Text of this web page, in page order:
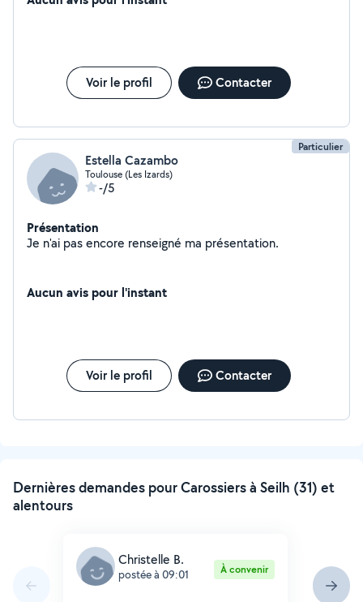
Voir le profil Contacter
Particulier
Estella Cazambo
Toulouse (Les Izards)
-/5
Présentation
Je n'ai pas encore renseigné ma présentation.
Aucun avis pour l'instant
Voir le profil Contacter
Dernières demandes pour Carossiers à Seilh (31) et
alentours
Christelle B.
postée à 09:01 À convenir